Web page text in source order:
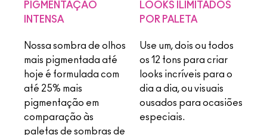
PIGMENTAÇÃO
INTENSA
Nossa sombra de olhos
mais pigmentada até
hoje é formulada com
até 25% mais
pigmentação em
comparação às
paletas de sombras de
LOOKS ILIMITADOS
POR PALETA
Use um, dois ou todos
os 12 tons para criar
looks incríveis para o
dia a dia, ou visuais
ousados para ocasiões
especiais.